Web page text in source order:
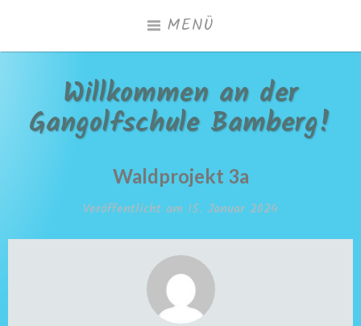
springen
MENÜ
Willkommen an der
Gangolfschule Bamberg!
Waldprojekt 3a
Veröffentlicht am 15. Januar 2024